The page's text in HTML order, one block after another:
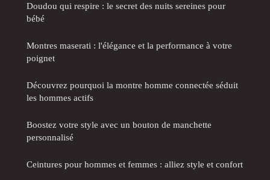
Doudou qui respire : le secret des nuits sereines pour
bébé
Montres maserati : l'élégance et la performance à votre
poignet
Découvrez pourquoi la montre homme connectée séduit
les hommes actifs
Boostez votre style avec un bouton de manchette
personnalisé
Ceintures pour hommes et femmes : alliez style et confort